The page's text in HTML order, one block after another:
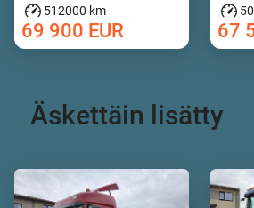
512000 km
69 900 EUR 67
Äskettäin lisätty